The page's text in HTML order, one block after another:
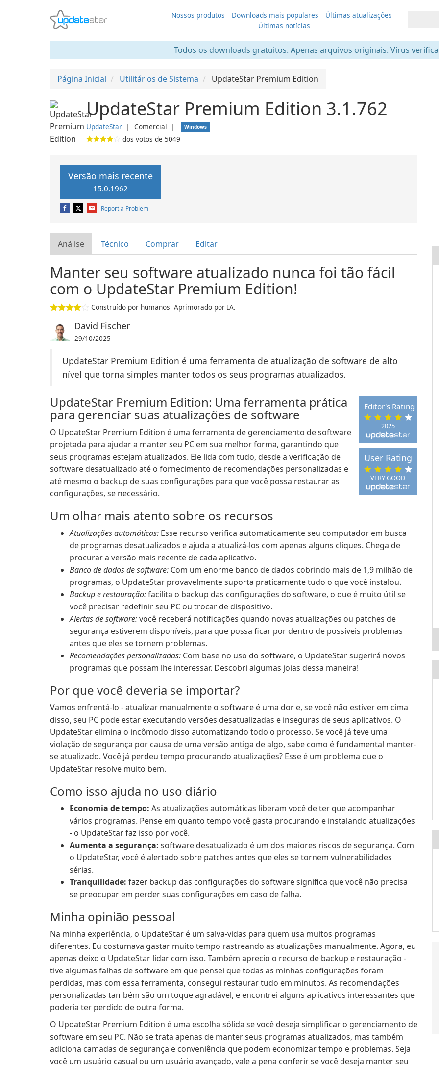
Nossos produtos Downloads mais populares
Últimas atualizações
Últimas notícias
Todos os downloads gratuitos. Apenas arquivos originais. Vírus
Página Inicial Utilitários de Sistema UpdateStar Premium Edition
UpdateStar Premium Edition 3.1.762
UpdateStar ❘ Comercial ❘ Windows
dos votos de 5049
Versão mais recente
15.0.1962
Report a Problem
Análise Técnico Comprar Editar
Manter seu software atualizado nunca foi tão fácil
com o UpdateStar Premium Edition!
Construído por humanos. Aprimorado por IA.
David Fischer
29/10/2025
UpdateStar Premium Edition é uma ferramenta de atualização de software de alto
nível que torna simples manter todos os seus programas atualizados.
2025
Editor's Rating
VERY GOOD
User Rating
UpdateStar Premium Edition: Uma ferramenta prática
para gerenciar suas atualizações de software
O UpdateStar Premium Edition é uma ferramenta de gerenciamento de software
projetada para ajudar a manter seu PC em sua melhor forma, garantindo que
seus programas estejam atualizados. Ele lida com tudo, desde a verificação de
software desatualizado até o fornecimento de recomendações personalizadas e
até mesmo o backup de suas configurações para que você possa restaurar as
configurações, se necessário.
Um olhar mais atento sobre os recursos
Atualizações automáticas: Esse recurso verifica automaticamente seu computador em busca
de programas desatualizados e ajuda a atualizá-los com apenas alguns cliques. Chega de
procurar a versão mais recente de cada aplicativo.
Banco de dados de software: Com um enorme banco de dados cobrindo mais de 1,9 milhão de
programas, o UpdateStar provavelmente suporta praticamente tudo o que você instalou.
Backup e restauração:facilita o backup das configurações do software, o que é muito útil se
você precisar redefinir seu PC ou trocar de dispositivo.
Alertas de software:você receberá notificações quando novas atualizações ou patches de
segurança estiverem disponíveis, para que possa ficar por dentro de possíveis problemas
antes que eles se tornem problemas.
Recomendações personalizadas: Com base no uso do software, o UpdateStar sugerirá novos
programas que possam lhe interessar. Descobri algumas joias dessa maneira!
Por que você deveria se importar?
Vamos enfrentá-lo - atualizar manualmente o software é uma dor e, se você não estiver em cima
disso, seu PC pode estar executando versões desatualizadas e inseguras de seus aplicativos. O
UpdateStar elimina o incômodo disso automatizando todo o processo. Se você já teve uma
violação de segurança por causa de uma versão antiga de algo, sabe como é fundamental manter-
se atualizado. Você já perdeu tempo procurando atualizações? Esse é um problema que o
UpdateStar resolve muito bem.
Como isso ajuda no uso diário
Economia de tempo: As atualizações automáticas liberam você de ter que acompanhar
vários programas. Pense em quanto tempo você gasta procurando e instalando atualizações
- o UpdateStar faz isso por você.
Aumenta a segurança: software desatualizado é um dos maiores riscos de segurança. Com
o UpdateStar, você é alertado sobre patches antes que eles se tornem vulnerabilidades
sérias.
Tranquilidade: fazer backup das configurações do software significa que você não precisa
se preocupar em perder suas configurações em caso de falha.
Minha opinião pessoal
Na minha experiência, o UpdateStar é um salva-vidas para quem usa muitos programas
diferentes. Eu costumava gastar muito tempo rastreando as atualizações manualmente. Agora, eu
apenas deixo o UpdateStar lidar com isso. Também aprecio o recurso de backup e restauração -
tive algumas falhas de software em que pensei que todas as minhas configurações foram
perdidas, mas com essa ferramenta, consegui restaurar tudo em minutos. As recomendações
personalizadas também são um toque agradável, e encontrei alguns aplicativos interessantes que
poderia ter perdido de outra forma.
O UpdateStar Premium Edition é uma escolha sólida se você deseja simplificar o gerenciamento de
software em seu PC. Não se trata apenas de manter seus programas atualizados, mas também
adiciona camadas de segurança e conveniência que podem economizar tempo e problemas. Seja
você um usuário casual ou um usuário avançado, vale a pena conferir se você deseja manter seu